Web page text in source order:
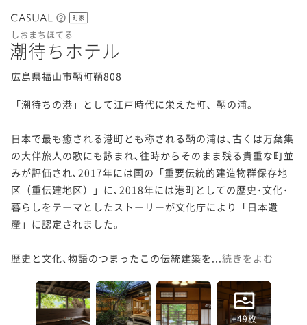
町家
しおまちほてる
潮待ちホテル
広島県福山市鞆町鞆808
「潮待ちの港」として江戸時代に栄えた町、鞆の浦。
日本で最も癒される港町とも称される鞆の浦は､古くは万葉集
の大伴旅人の歌にも詠まれ､往時からそのまま残る貴重な町並
みが評価され､2017年には国の「重要伝統的建造物群保存地
区（重伝建地区）」に､2018年には港町としての歴史･文化･
暮らしをテーマとしたストーリーが文化庁により「日本遺
産」に認定されました｡
歴史と文化､物語のつまったこの伝統建築を... 続きをよむ
+49枚